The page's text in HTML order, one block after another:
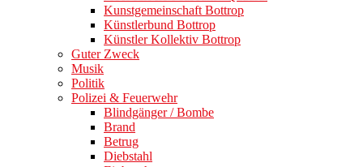
Kunstgemeinschaft Bottrop
Künstlerbund Bottrop
Künstler Kollektiv Bottrop
Guter Zweck
Musik
Politik
Polizei & Feuerwehr
Blindgänger / Bombe
Brand
Betrug
Diebstahl